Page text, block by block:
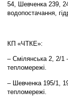
54, Шевченка 239,
водопостачання,
КП «ЧТКЕ»:
– Смілянська 2, 2/1
тепломережі.
– Шевченка 195/1,
тепломережі.